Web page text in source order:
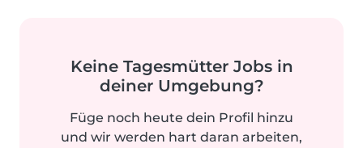
Keine Tagesmütter Jobs in
deiner Umgebung?
Füge noch heute dein Profil hinzu
und wir werden hart daran arbeiten,